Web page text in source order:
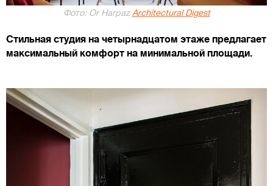
Фото: Or HarpazArchitectural Digest
Стильная студия на четырнадцатом этаже предлагает
максимальный комфорт на минимальной площади.